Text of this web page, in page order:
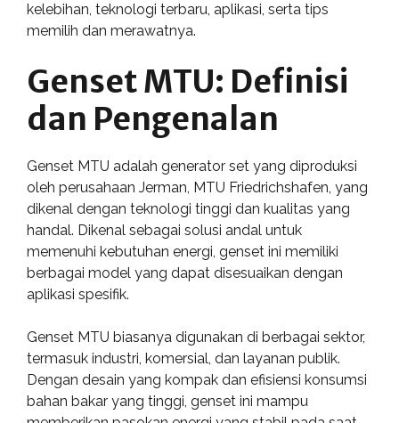
kelebihan, teknologi terbaru, aplikasi, serta tips
memilih dan merawatnya.
Genset MTU: Definisi
dan Pengenalan
Genset MTU adalah generator set yang diproduksi
oleh perusahaan Jerman, MTU Friedrichshafen, yang
dikenal dengan teknologi tinggi dan kualitas yang
handal. Dikenal sebagai solusi andal untuk
memenuhi kebutuhan energi, genset ini memiliki
berbagai model yang dapat disesuaikan dengan
aplikasi spesifik.
Genset MTU biasanya digunakan di berbagai sektor,
termasuk industri, komersial, dan layanan publik.
Dengan desain yang kompak dan efisiensi konsumsi
bahan bakar yang tinggi, genset ini mampu